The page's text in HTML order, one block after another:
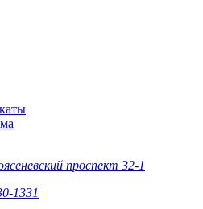
проспект 32-1
1331